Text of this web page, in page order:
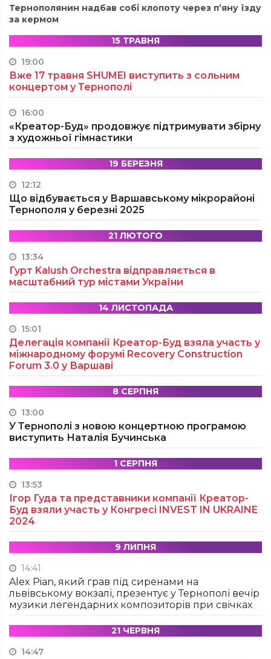
Тернополянин надбав собі клопоту через п’яну їзду
за кермом
15 ТРАВНЯ
19:00
Вже 17 травня SHUMEI виступить з сольним
концертом у Тернополі
16:00
«Креатор-Буд» продовжує підтримувати збірну
з художньої гімнастики
19 БЕРЕЗНЯ
12:12
Що відбувається у Варшавському мікрорайоні
Тернополя у березні 2025
21 ЛЮТОГО
13:34
Гурт Kalush Orchestra відправляється в
масштабний тур містами України
14 ЛИСТОПАДА
15:01
Делегація компанії Креатор-Буд взяла участь у
міжнародному форумі Recovery Construction
Forum 3.0 у Варшаві
8 СЕРПНЯ
13:00
У Тернополі з новою концертною програмою
виступить Наталія Бучинська
1 СЕРПНЯ
13:53
Ігор Гуда та представники компанії Креатор-
Буд взяли участь у Конгресі INVEST IN UKRAINE
2024
9 ЛИПНЯ
14:41
Alex Pian, який грав під сиренами на
львівському вокзалі, презентує у Тернополі вечір
музики легендарних композиторів при свічках
21 ЧЕРВНЯ
14:47